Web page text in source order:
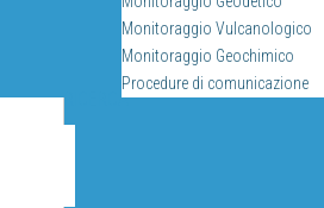
Monitoraggio Vulcanologico
Monitoraggio Geochimico
Procedure di comunicazione
RICERCA